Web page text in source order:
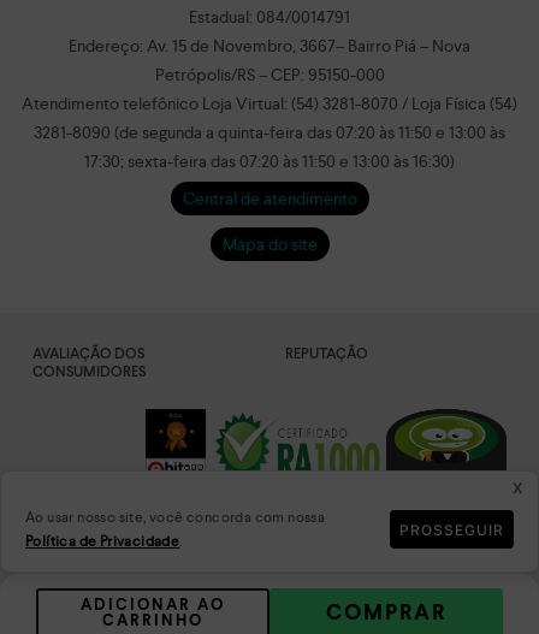
x
Ao usar nosso site, você concorda com nossa
Política de Privacidade.
PROSSEGUIR
ADICIONAR AO
CARRINHO
COMPRAR
Estadual: 084/0014791
Endereço: Av. 15 de Novembro, 3667– Bairro Piá – Nova
Petrópolis/RS – CEP: 95150-000
Atendimento telefônico Loja Virtual: (54) 3281-8070 / Loja Física (54)
3281-8090 (de segunda a quinta-feira das 07:20 às 11:50 e 13:00 às
17:30; sexta-feira das 07:20 às 11:50 e 13:00 às 16:30)
Central de atendimento
Mapa do site
AVALIAÇÃO DOS
CONSUMIDORES
REPUTAÇÃO
DADOS